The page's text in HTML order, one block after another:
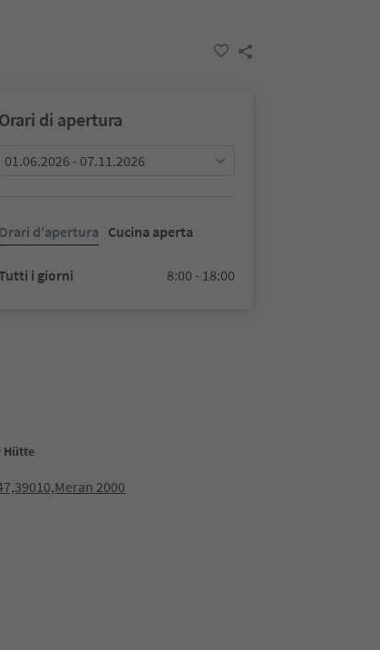
Orari di apertura
01.06.2026 - 07.11.2026
Orari d'apertura Cucina aperta
i giorni 8:00 - 18:00
Hütte
2000